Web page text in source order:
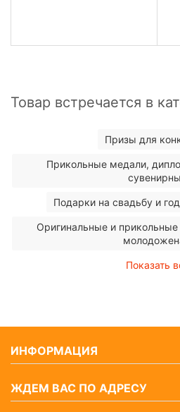
Товар встречается в
Призы для
Прикольные медали,
Подарки на свадьбу и
Оригинальные и
Показать
ИНФОРМАЦИЯ
ЖДЕМ ВАС ПО АДРЕСУ